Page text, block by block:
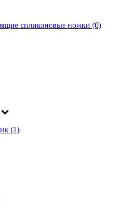
силиконовые ножки (0)
(1)